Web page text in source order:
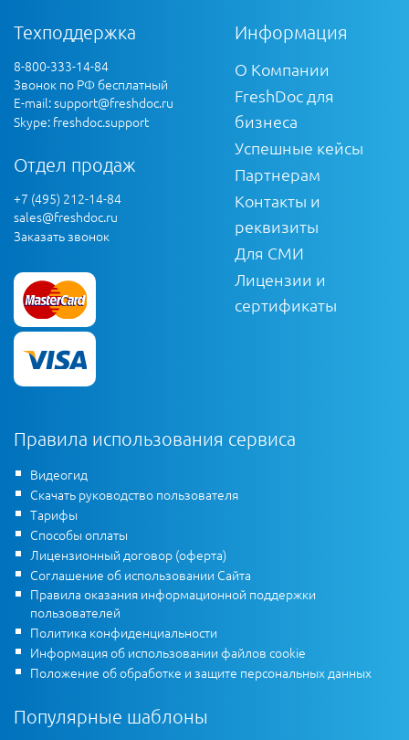
Техподдержка
8-800-333-14-84
Звонок по РФ бесплатный
E-mail:support@freshdoc.ru
Skype: freshdoc.support
Отдел продаж
+7 (495) 212-14-84
sales@freshdoc.ru
Заказать звонок
Информация
О Компании
FreshDoc для
бизнеса
Успешные кейсы
Партнерам
Контакты и
реквизиты
Для СМИ
Лицензии и
сертификаты
Правила использования сервиса
Видеогид
Скачать руководство пользователя
Тарифы
Способы оплаты
Лицензионный договор (оферта)
Соглашение об использовании Сайта
Правила оказания информационной поддержки
пользователей
Политика конфиденциальности
Информация об использовании файлов cookie
Положение об обработке и защите персональных данных
Популярные шаблоны